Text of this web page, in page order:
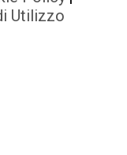
Utilizzo